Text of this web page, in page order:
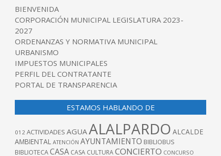
BIENVENIDA
CORPORACIÓN MUNICIPAL LEGISLATURA 2023-
2027
ORDENANZAS Y NORMATIVA MUNICIPAL
URBANISMO
IMPUESTOS MUNICIPALES
PERFIL DEL CONTRATANTE
PORTAL DE TRANSPARENCIA
ESTAMOS HABLANDO DE
012 ACTIVIDADES AGUA ALALPARDO ALCALDE
AMBIENTAL ATENCIÓN AYUNTAMIENTO BIBLIOBUS
BIBLIOTECACASA CASA CULTURACONCIERTO CONCURSO